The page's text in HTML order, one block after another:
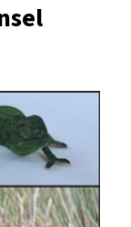
National
und